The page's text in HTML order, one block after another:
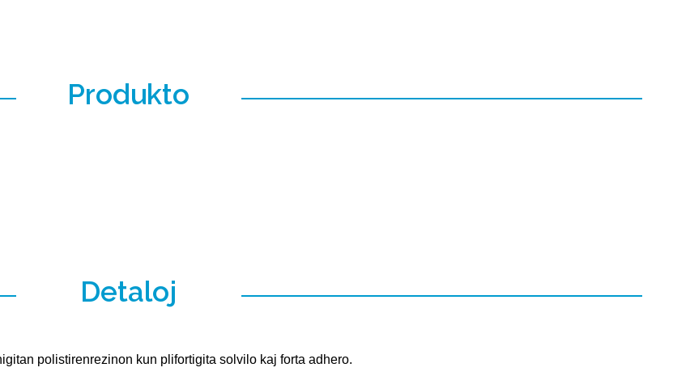
Produkto
Detaloj
polistirenrezinon kun plifortigita solvilo kaj forta adhero.